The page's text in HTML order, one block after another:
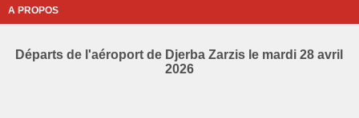
A PROPOS
Départs de l'aéroport de Djerba Zarzis le mardi 28 avril
2026